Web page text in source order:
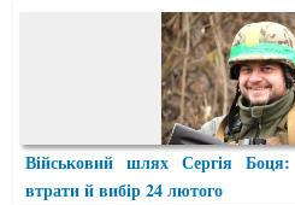
Військовий шлях Сергія
втрати й вибір 24 лютого